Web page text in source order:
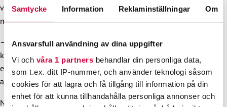
Samtycke Information Reklaminställningar Om
Ansvarsfull användning av dina uppgifter
Vi och våra 1 partners behandlar din personliga data,
som t.ex. ditt IP-nummer, och använder teknologi såsom
cookies för att lagra och få tillgång till information på din
enhet för att kunna tillhandahålla personliga annonser och
vårduppgifter såsom läkemedelsutdelning och sårvård och
med uppgifter som är krävande fysiskt och psykosocialt.
– Ett av problemen inom branschen är svårigheten att hålla
kvar arbetskraft. Anställningsvillkoren och lönenivån släpar
efter. Arbetet är ofta på deltid. Det är svårt att förbinda sig till
arbetet eftersom man inte kan leva på det.
Niemi-Laine är oroad över att vissa av partierna i